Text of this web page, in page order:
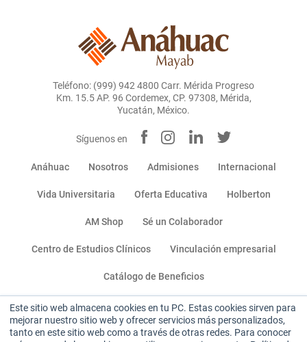
Este sitio web almacena cookies en tu PC. Estas cookies sirven para
mejorar nuestro sitio web y ofrecer servicios más personalizados,
tanto en este sitio web como a través de otras redes. Para conocer
Teléfono: (999) 942 4800 Carr. Mérida Progreso
Km. 15.5 AP. 96 Cordemex, CP. 97308, Mérida,
Yucatán, México.
Síguenos en
Anáhuac Nosotros Admisiones Internacional
Vida Universitaria Oferta Educativa Holberton
AM Shop Sé un Colaborador
Centro de Estudios Clínicos Vinculación empresarial
Catálogo de Beneficios
Miembro de: